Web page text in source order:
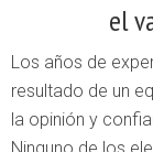
el
Los años de
resultado de un
la opinión y